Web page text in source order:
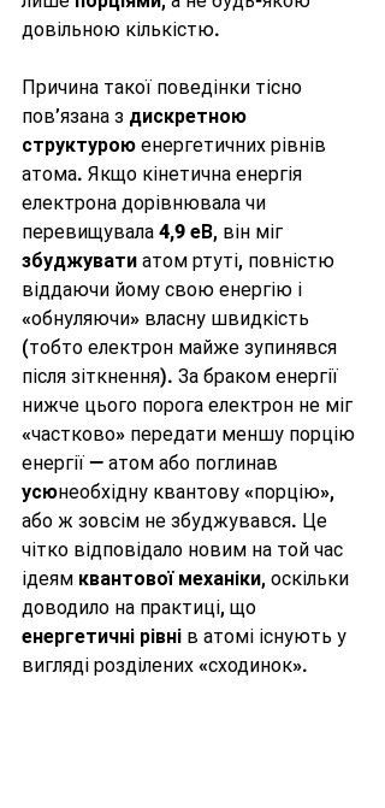
довільною кількістю.
Причина такої поведінки тісно
пов’язана з дискретною
структурою енергетичних рівнів
атома. Якщо кінетична енергія
електрона дорівнювала чи
перевищувала 4,9 еВ, він міг
збуджувати атом ртуті, повністю
віддаючи йому свою енергію і
«обнуляючи» власну швидкість
(тобто електрон майже зупинявся
після зіткнення). За браком енергії
нижче цього порога електрон не міг
«частково» передати меншу порцію
енергії — атом або поглинав
усюнеобхідну квантову «порцію»,
або ж зовсім не збуджувався. Це
чітко відповідало новим на той час
ідеям квантової механіки, оскільки
доводило на практиці, що
енергетичні рівні в атомі існують у
вигляді розділених «сходинок».